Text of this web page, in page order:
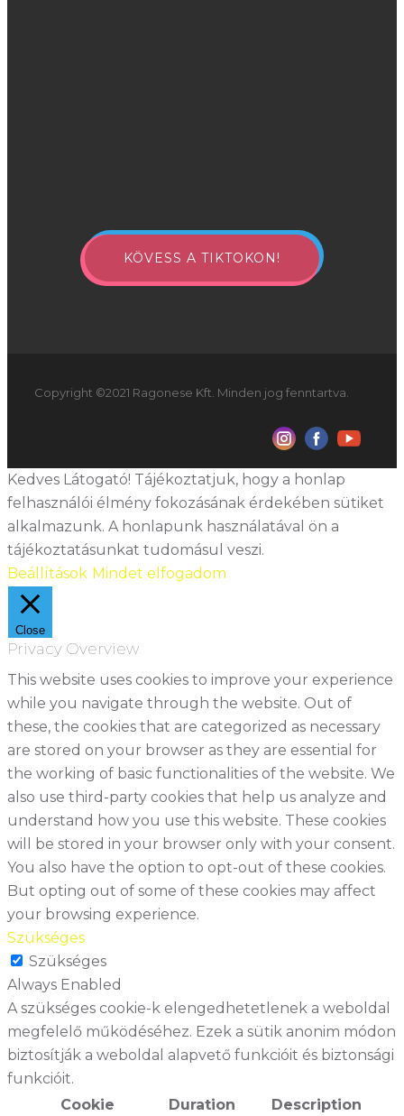
KÖVESS A TIKTOKON!
Copyright ©2021 Ragonese Kft. Minden jog fenntartva.
Kedves Látogató! Tájékoztatjuk, hogy a honlap
felhasználói élmény fokozásának érdekében sütiket
alkalmazunk. A honlapunk használatával ön a
tájékoztatásunkat tudomásul veszi.
Beállítások Mindet elfogadom
Close
Privacy Overview
This website uses cookies to improve your experience
while you navigate through the website. Out of
these, the cookies that are categorized as necessary
are stored on your browser as they are essential for
the working of basic functionalities of the website. We
also use third-party cookies that help us analyze and
understand how you use this website. These cookies
will be stored in your browser only with your consent.
You also have the option to opt-out of these cookies.
But opting out of some of these cookies may affect
your browsing experience.
Szükséges
Szükséges
Always Enabled
A szükséges cookie-k elengedhetetlenek a weboldal
megfelelő működéséhez. Ezek a sütik anonim módon
biztosítják a weboldal alapvető funkcióit és biztonsági
funkcióit.
Cookie
Duration Description